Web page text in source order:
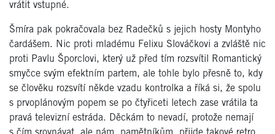
vrátit vstupné.
Šmíra pak pokračovala bez Radečků s jejich hosty Montyho
čardášem. Nic proti mladému Felixu Slováčkovi a zvláště nic
proti Pavlu Šporclovi, který už před tím rozsvítil Romantický
smyčce svým efektním partem, ale tohle bylo přesně to, kdy
se člověku rozsvítí někde vzadu kontrolka a říká si, že spolu
s prvoplánovým popem se po čtyřiceti letech zase vrátila ta
pravá televizní estráda. Děckám to nevadí, protože nemají